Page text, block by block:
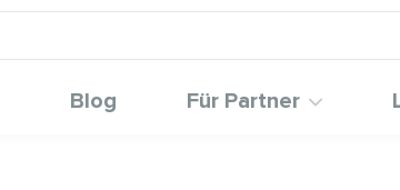
Blog Für Partner